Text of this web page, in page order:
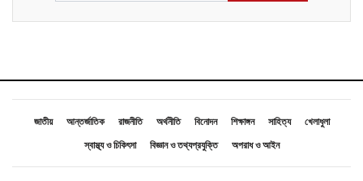
জাতীয় আন্তর্জাতিক রাজনীতি অর্থনীতি বিনোদন শিক্ষাঙ্গন সাহিত্য
খেলাধুলা
স্বাস্থ্য ও চিকিৎসা
বিজ্ঞান ও তথ্যপ্রযুক্তি অপরাধ ও আইন